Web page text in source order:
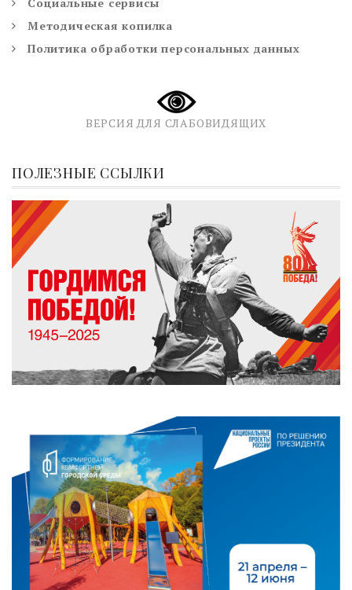
Методическая копилка
Политика обработки персональных данных
ВЕРСИЯ ДЛЯ СЛАБОВИДЯЩИХ
ПОЛЕЗНЫЕ ССЫЛКИ